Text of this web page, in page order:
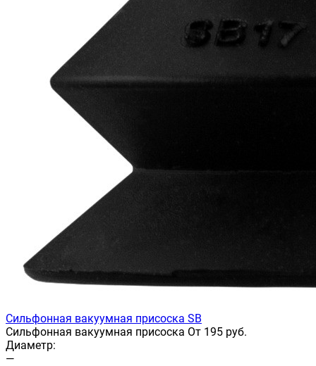
Сильфонная вакуумная присоска SB
Сильфонная вакуумная присоска От 195 руб.
Диаметр:
—